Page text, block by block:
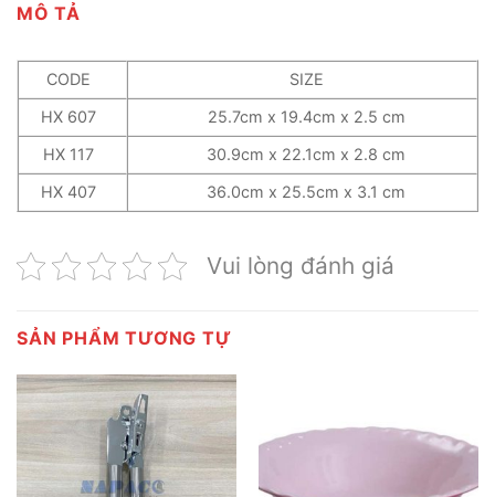
MÔ TẢ
CODE
SIZE
HX 607
25.7cm x 19.4cm x 2.5 cm
HX 117
30.9cm x 22.1cm x 2.8 cm
HX 407
36.0cm x 25.5cm x 3.1 cm
Vui lòng đánh giá
SẢN PHẨM TƯƠNG TỰ